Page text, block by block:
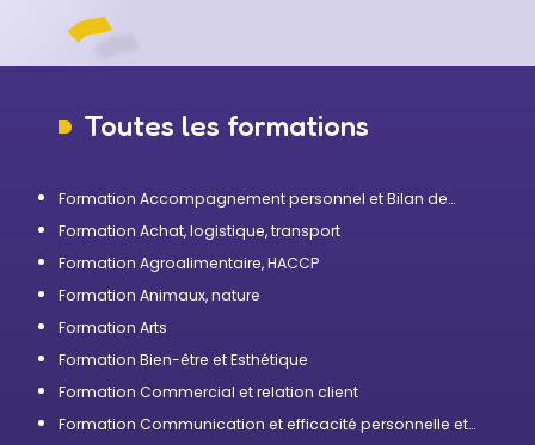
Toutes les formations
Formation Accompagnement personnel et Bilan de
Formation Achat, logistique, transport
Formation Agroalimentaire, HACCP
Formation Animaux, nature
Formation Arts
Formation Bien-être et Esthétique
Formation Commercial et relation client
Formation Communication et efficacité personnelle et